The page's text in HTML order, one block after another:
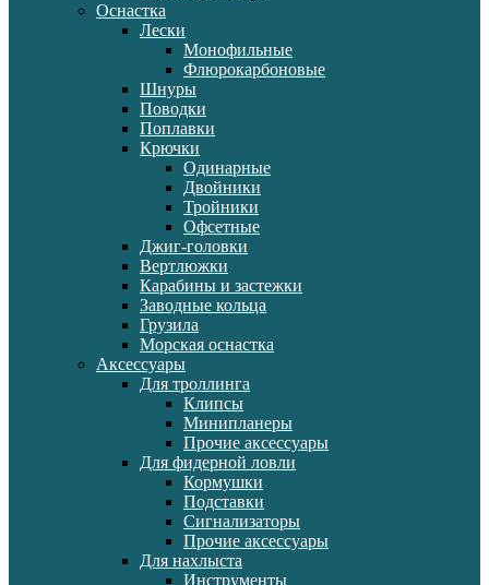
Оснастка
Лески
Монофильные
Флюрокарбоновые
Шнуры
Поводки
Поплавки
Крючки
Одинарные
Двойники
Тройники
Офсетные
Джиг-головки
Вертлюжки
Карабины и застежки
Заводные кольца
Грузила
Морская оснастка
Аксессуары
Для троллинга
Клипсы
Минипланеры
Прочие аксессуары
Для фидерной ловли
Кормушки
Подставки
Сигнализаторы
Прочие аксессуары
Для нахлыста
Инструменты